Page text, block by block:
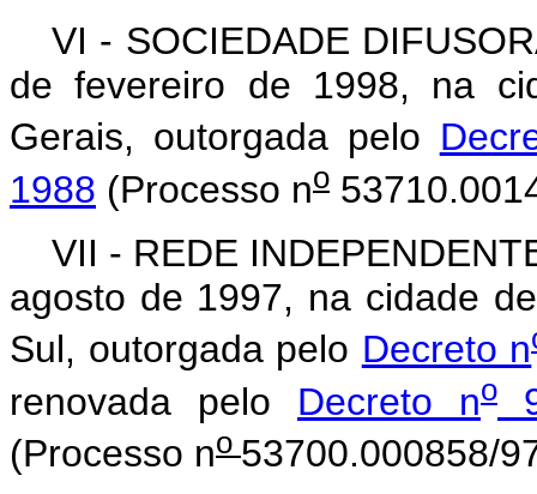
VI - SOCIEDADE
de fevereiro de 1998, na
Gerais, outorgada pelo
1988 (Processo no
VII - REDE
agosto de 1997, na cidade
Sul, outorgada pelo Decreto n
renovada pelo Decreto no
(Processo no 53700.000858/